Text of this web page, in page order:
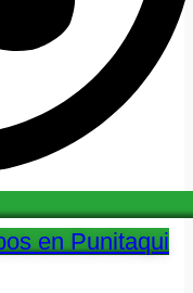
en Punitaqui